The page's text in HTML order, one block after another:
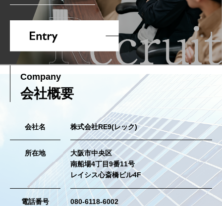
Company
会社概要
会社名 株式会社RE9(レック)
所在地
大阪市中央区
南船場4丁目9番11号
レイシス心斎橋ビル4F
電話番号 080-6118-6002